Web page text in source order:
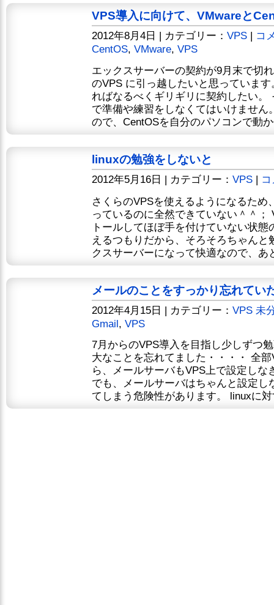
VPS導入に向けて、VMwareと
2012年8月4日 | カテゴリー： VPS | コ
CentOS, VMware, VPS
エックスサーバーの契約が9月末で切
のVPS に引っ越したいと思っていま
ればなるべくギリギリに契約したい。
で準備や練習をしなくてはいけません
ので、CentOSを自分のパソコンで動
linuxの勉強をしないと
2012年5月16日 | カテゴリー： VPS |
さくらのVPSを使えるようになるため
っているのに全然できていない＾＾；
トールしてほぼ手を付けていない状
えるつもりだから、そろそろちゃん
クスサーバーになって快適なので、
メールのことをすっかり忘れてい
2012年4月15日 | カテゴリー： VPS 未
Gmail, VPS
7月からのVPS導入を目指し少しずつ
大なことを忘れてました・・・・ 全
ら、メールサーバもVPS上で設定しな
でも、メールサーバはちゃんと設定し
てしまう危険性があります。 linuxに